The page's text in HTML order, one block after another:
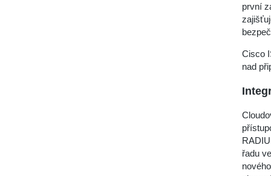
první
Cisco
nad
řadu